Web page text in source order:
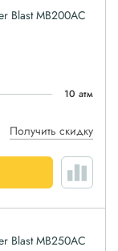
Blast MB200AC
10 атм
Получить скидку
Blast MB250AC